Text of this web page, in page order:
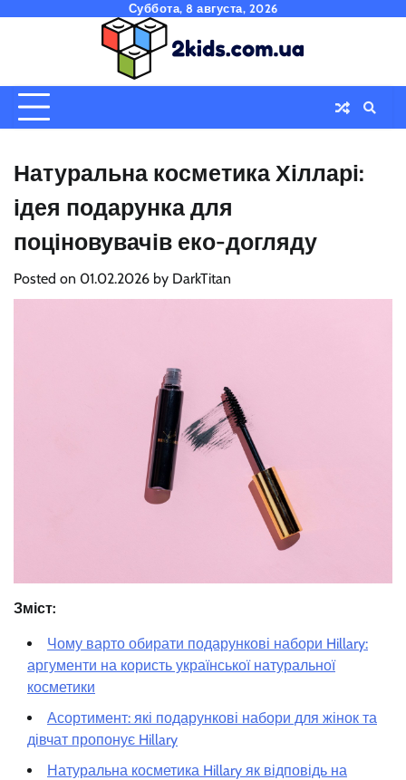
Суббота, 8 августа, 2026
Натуральна косметика Хілларі:
ідея подарунка для
поціновувачів еко-догляду
Posted on 01.02.2026 by DarkTitan
Зміст:
Чому варто обирати подарункові набори Hillary:
аргументи на користь української натуральної
косметики
Асортимент: які подарункові набори для жінок та
дівчат пропонує Hillary
Натуральна косметика Hillary як відповідь на